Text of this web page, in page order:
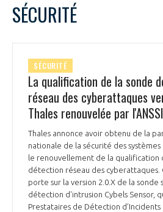
SÉCURITÉ
SÉCURITÉ
La qualification de la sonde
réseau des cyberattaques
Thales renouvelée par l'ANSSI
Thales annonce avoir obtenu de la
nationale de la sécurité des
le renouvellement de la qualification
détection réseau des cyberattaques.
porte sur la version 2.0.X de la sonde
détection d'intrusion Cybels Sensor,
Prestataires de Détection d’Incidents